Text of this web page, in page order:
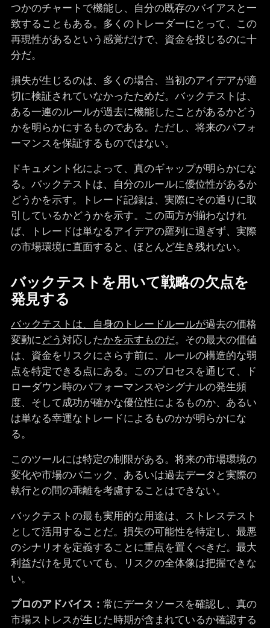
つかのチャートで機能し、自分の既存のバイアスと一
致することもある。多くのトレーダーにとって、この
再現性があるという感覚だけで、資金を投じるのに十
分だ。
損失が生じるのは、多くの場合、当初のアイデアが適
切に検証されていなかったためだ。バックテストは、
ある一連のルールが過去に機能したことがあるかどう
かを明らかにするものである。ただし、将来のパフォ
ーマンスを保証するものではない。
ドキュメント化によって、真のギャップが明らかにな
る。バックテストは、自分のルールに優位性があるか
どうかを示す。トレード記録は、実際にその通りに取
引しているかどうかを示す。この両方が揃わなけれ
ば、トレードは単なるアイデアの羅列に過ぎず、実際
の市場環境に直面すると、ほとんど生き残れない。
バックテストを用いて戦略の欠点を
発見する
バックテストは、自身のトレードルールが過去の価格
変動にどう対応したかを示すものだ。その最大の価値
は、資金をリスクにさらす前に、ルールの構造的な弱
点を特定できる点にある。このプロセスを通じて、ド
ローダウン時のパフォーマンスやシグナルの発生頻
度、そして成功が確かな優位性によるものか、あるい
は単なる幸運なトレードによるものかが明らかにな
る。
このツールには特定の制限がある。将来の市場環境の
変化や市場のパニック、あるいは過去データと実際の
執行との間の乖離を考慮することはできない。
バックテストの最も実用的な用途は、ストレステスト
として活用することだ。損失の可能性を特定し、最悪
のシナリオを定義することに重点を置くべきだ。最大
利益だけを見ていても、リスクの全体像は把握できな
い。
プロのアドバイス： 常にデータソースを確認し、真の
市場ストレスが生じた時期が含まれているか確認する